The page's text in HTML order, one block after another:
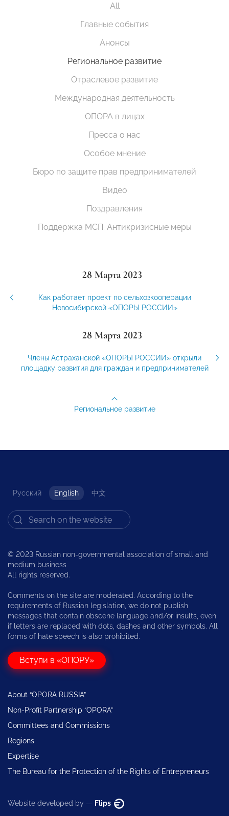
All
Главные события
Анонсы
Региональное развитие
Отраслевое развитие
Международная деятельность
ОПОРА в лицах
Пресса о нас
Особое мнение
Бюро по защите прав предпринимателей
Видео
Поздравления
Поддержка МСП. Антикризисные меры
28 Марта 2023
Как работает проект по сельхозкооперации
Новосибирской «ОПОРЫ РОССИИ»
28 Марта 2023
Члены Астраханской «ОПОРЫ РОССИИ» открыли
площадку развития для граждан и предпринимателей
Региональное развитие
Русский English 中文
© 2023 Russian non-governmental association of small and
medium business
All rights reserved.
Comments on the site are moderated. According to the
requirements of Russian legislation, we do not publish
messages that contain obscene language and/or insults, even
if letters are replaced with dots, dashes and other symbols. All
forms of hate speech is also prohibited.
Вступи в «ОПОРУ»
About “OPORA RUSSIA”
Non-Profit Partnership “OPORA”
Committees and Commissions
Regions
Expertise
The Bureau for the Protection of the Rights of Entrepreneurs
Website developed by — Flips